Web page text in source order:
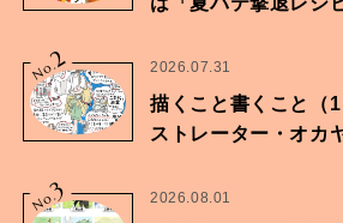
No.2 2026.07.31
描くこと書くこと（
ストレーター・オカ
No.
3 2026.08.01